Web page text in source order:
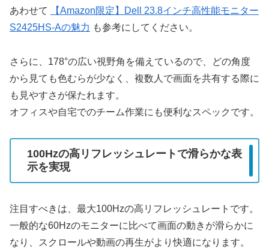
あわせて
【Amazon限定】Dell 23.8インチ高性能モニター
S2425HS-Aの魅力 も参考にしてください。
さらに、178°の広い視野角を備えているので、どの角度
から見ても色むらが少なく、複数人で画面を共有する際に
も見やすさが保たれます。
オフィスや自宅でのチーム作業にも便利なスペックです。
100Hzの高リフレッシュレートで滑らかな表
示を実現
注目すべきは、最大100Hzの高リフレッシュレートです。
一般的な60Hzのモニターに比べて画面の動きが滑らかに
なり、スクロールや動画の再生がより快適になります。